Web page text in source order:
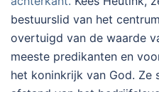
bestuurslid van het
overtuigd van de waarde
meeste predikanten en
het koninkrijk van God. Ze